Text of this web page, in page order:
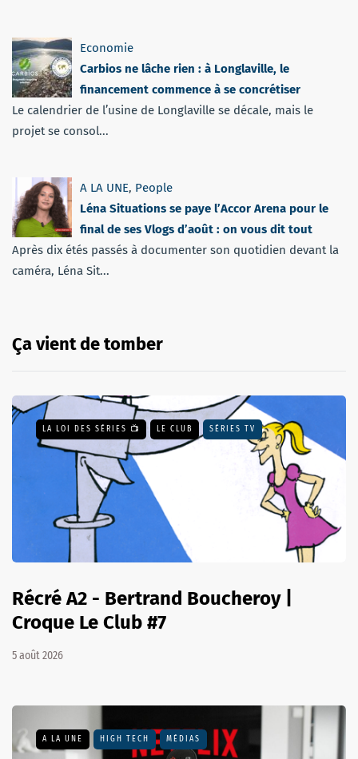
Economie
Carbios ne lâche rien : à Longlaville, le
financement commence à se concrétiser
Le calendrier de l’usine de Longlaville se décale, mais le
projet se consol...
A LA UNE, People
Léna Situations se paye l’Accor Arena pour le
final de ses Vlogs d’août : on vous dit tout
Après dix étés passés à documenter son quotidien devant la
caméra, Léna Sit...
Ça vient de tomber
LA LOI DES SÉRIES 📺 LE CLUB SÉRIES TV
Récré A2 - Bertrand Boucheroy |
Croque Le Club #7
5 août 2026
A LA UNE HIGH TECH MÉDIAS